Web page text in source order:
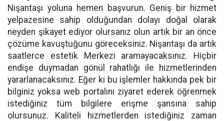
Nişantaşı yoluna hemen başvurun. Geniş bir hizmet
yelpazesine sahip olduğundan dolayı doğal olarak
neyden şikayet ediyor olursanız olun artık bir an önce
çözüme kavuştuğunu göreceksiniz. Nişantaşı da artık
saatlerce estetik Merkezi aramayacaksınız. Hiçbir
endişe duymadan gönül rahatlığı ile hizmetlerinden
yararlanacaksınız. Eğer ki bu işlemler hakkında pek bir
bilginiz yoksa web portalını ziyaret ederek öğrenmek
istediğiniz tüm bilgilere erişme şansına sahip
olursunuz. Kaliteli hizmetlerden istediğiniz zaman